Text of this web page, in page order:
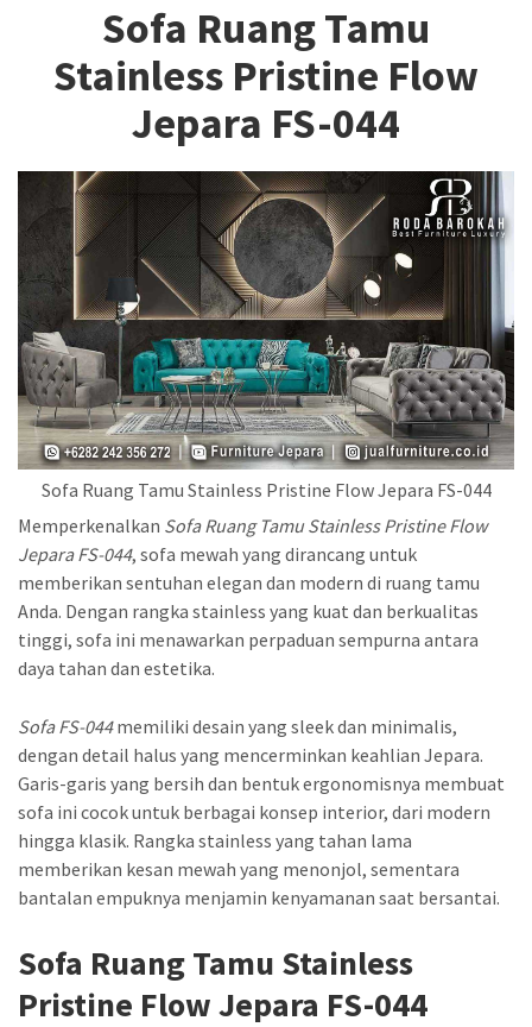
Sofa Ruang Tamu
Stainless Pristine Flow
Jepara FS-044
Sofa Ruang Tamu Stainless Pristine Flow Jepara FS-044
Memperkenalkan Sofa Ruang Tamu Stainless Pristine Flow
Jepara FS-044, sofa mewah yang dirancang untuk
memberikan sentuhan elegan dan modern di ruang tamu
Anda. Dengan rangka stainless yang kuat dan berkualitas
tinggi, sofa ini menawarkan perpaduan sempurna antara
daya tahan dan estetika.
Sofa FS-044memiliki desain yang sleek dan minimalis,
dengan detail halus yang mencerminkan keahlian Jepara.
Garis-garis yang bersih dan bentuk ergonomisnya membuat
sofa ini cocok untuk berbagai konsep interior, dari modern
hingga klasik. Rangka stainless yang tahan lama
memberikan kesan mewah yang menonjol, sementara
bantalan empuknya menjamin kenyamanan saat bersantai.
Sofa Ruang Tamu Stainless
Pristine Flow Jepara FS-044